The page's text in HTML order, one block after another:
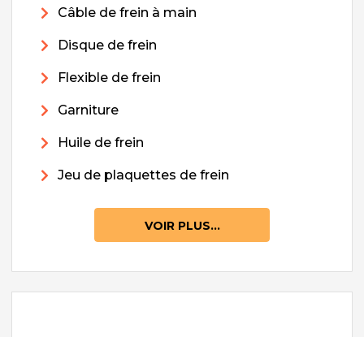
Câble de frein à main
Disque de frein
Flexible de frein
Garniture
Huile de frein
Jeu de plaquettes de frein
VOIR PLUS...